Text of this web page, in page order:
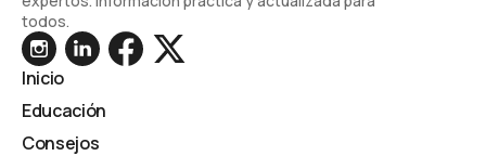
todos.
Inicio
Educación
Consejos